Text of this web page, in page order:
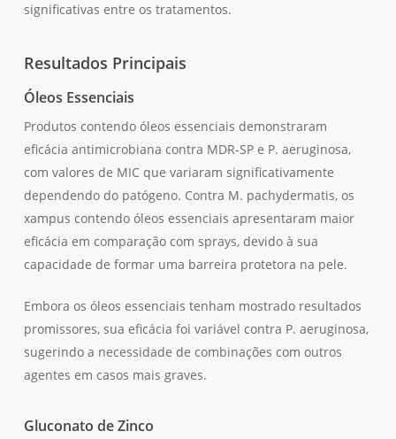
significativas entre os tratamentos.
Resultados Principais
Óleos Essenciais
Produtos contendo óleos essenciais demonstraram
eficácia antimicrobiana contra MDR-SP e P. aeruginosa,
com valores de MIC que variaram significativamente
dependendo do patógeno. Contra M. pachydermatis, os
xampus contendo óleos essenciais apresentaram maior
eficácia em comparação com sprays, devido à sua
capacidade de formar uma barreira protetora na pele.
Embora os óleos essenciais tenham mostrado resultados
promissores, sua eficácia foi variável contra P. aeruginosa,
sugerindo a necessidade de combinações com outros
agentes em casos mais graves.
Gluconato de Zinco